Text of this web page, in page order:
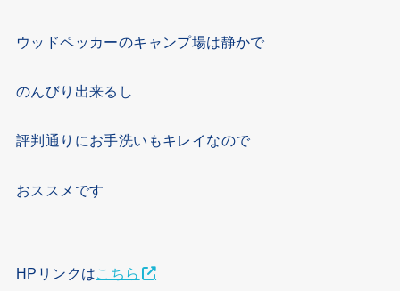
ウッドペッカーのキャンプ場は静かで
のんびり出来るし
評判通りにお手洗いもキレイなので
おススメです
HPリンクはこちら